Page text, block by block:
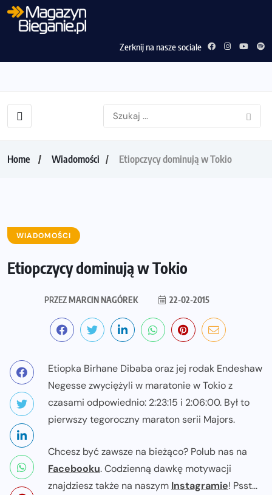
Zerknij na nasze sociale
Home Wiadomości Etiopczycy dominują w Tokio
WIADOMOŚCI
Etiopczycy dominują w Tokio
PRZEZMARCIN NAGÓREK 22-02-2015
Etiopka Birhane Dibaba oraz jej rodak Endeshaw
Negesse zwyciężyli w maratonie w Tokio z
czasami odpowiednio: 2:23:15 i 2:06:00. Był to
pierwszy tegoroczny maraton serii Majors.
Chcesz być zawsze na bieżąco? Polub nas na
Facebooku. Codzienną dawkę motywacji
znajdziesz także na naszym Instagramie! Psst...